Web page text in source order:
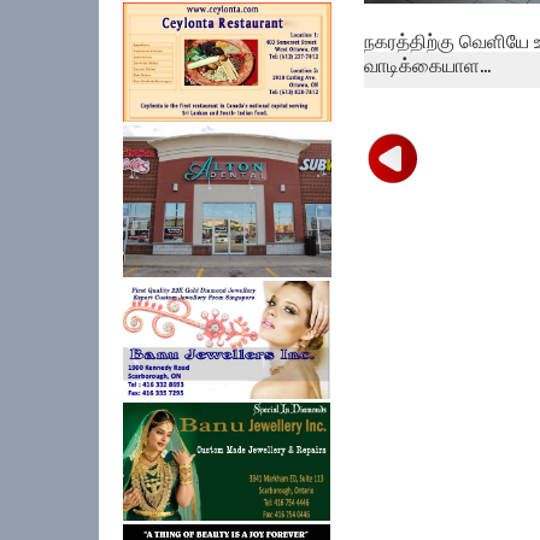
நகரத்திற்கு
வாடிக்கையாள...